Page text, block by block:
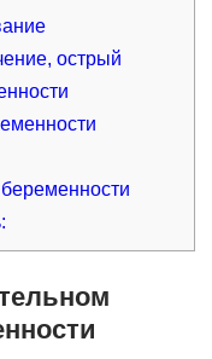
острый